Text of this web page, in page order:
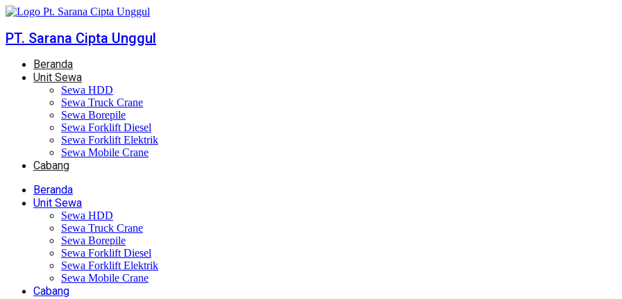
Skip
content
PT. Sarana Cipta Unggul
Beranda
Unit Sewa
Sewa HDD
Sewa Truck Crane
Sewa Borepile
Sewa Forklift Diesel
Sewa Forklift Elektrik
Sewa Mobile Crane
Cabang
Beranda
Unit Sewa
Sewa HDD
Sewa Truck Crane
Sewa Borepile
Sewa Forklift Diesel
Sewa Forklift Elektrik
Sewa Mobile Crane
Cabang